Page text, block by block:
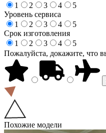
1
2 3 4
5
Уровень сервиса
1
2 3 4
5
Срок изготовления
1
2 3 4
5
Пожалуйста, докажите, что
Похожие модели